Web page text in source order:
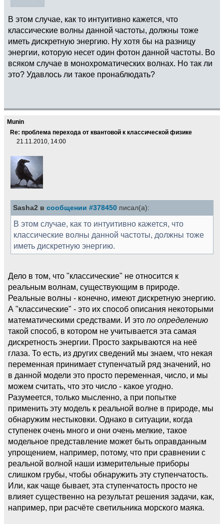
В этом случае, как то интуитивно кажется, что
классические волны данной частоты, должны тоже
иметь дискретную энергию. Ну хотя бы на разницу
энергии, которую несет один фотон данной частоты. Во
всяком случае в монохроматических волнах. Но так ли
это? Удавлось ли такое пронаблюдать?
Munin
Re: проблема перехода от квантовой к классической физике
21.11.2010, 14:00
Sasha2 в сообщении #378450 писал(а):
В этом случае, как то интуитивно кажется, что
классические волны данной частоты, должны тоже
иметь дискретную энергию.
Дело в том, что "классические" не относится к
реальным волнам, существующим в природе.
Реальные волны - конечно, имеют дискретную энергию.
А "классические" - это их способ описания некоторыми
математическими средствами. И это по определению
такой способ, в котором не учитывается эта самая
дискретность энергии. Просто закрываются на неё
глаза. То есть, из других сведений мы знаем, что некая
переменная принимает ступенчатый ряд значений, но
в данной модели это просто переменная, число, и мы
можем считать, что это число - какое угодно.
Разумеется, только мысленно, а при попытке
применить эту модель к реальной волне в природе, мы
обнаружим нестыковки. Однако в ситуации, когда
ступенек очень много и они очень мелкие, такое
модельное представление может быть оправданным
упрощением, например, потому, что при сравнении с
реальной волной наши измерительные приборы
слишком грубы, чтобы обнаружить эту ступенчатость.
Или, как чаще бывает, эта ступенчатость просто не
влияет существенно на результат решения задачи, как,
например, при расчёте светильника морского маяка.